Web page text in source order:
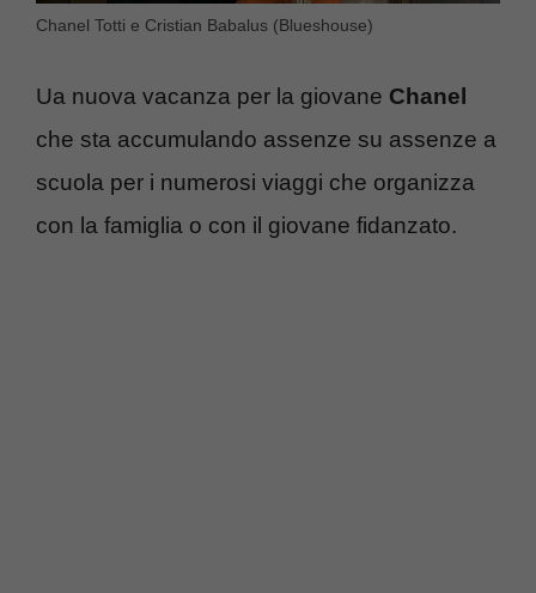
Chanel Totti e Cristian Babalus (Blueshouse)
Ua nuova vacanza per la giovane Chanel
che sta accumulando assenze su assenze a
scuola per i numerosi viaggi che organizza
con la famiglia o con il giovane fidanzato.